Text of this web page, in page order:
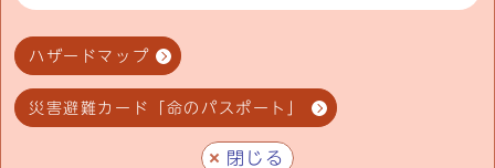
ハザードマップ
災害避難カード「命のパスポート」
閉じる